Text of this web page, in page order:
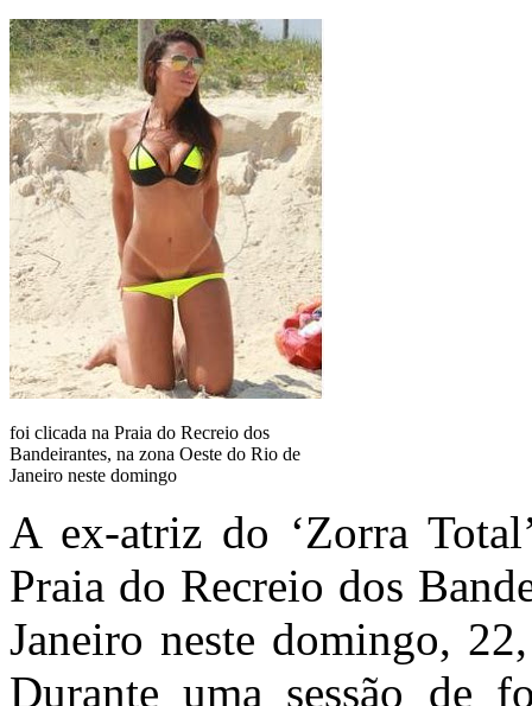
foi clicada na Praia do Recreio dos
Bandeirantes, na zona Oeste do Rio de
Janeiro neste domingo
A ex-atriz do ‘Zorra
Praia do Recreio dos
Janeiro neste domingo,
Durante uma sessão de